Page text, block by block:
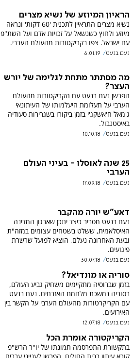
הראיון המיוזע של נשיא מצרים
נשיא מצרים התראיין לתכנית '60 דקות' ונראה
מיוזע ולחוץ כשנשאל על זכויות אדם ועל השת"פ
עם ישראל. צפו בקריקטורות מהעולם הערבי.
נעם בנעט 6.01.19
מה מסתתר מתחת לגלימה של יורש
העצר?
הפרשן נעם בנעט עם הקריקטורות מהעולם
הערבי על תעלומת היעלמותו של העיתונאי
ג'מאל ח'אשקג'י בזמן ביקורו בשגרירות סעודיה
באיסטנבול.
נעם בנעט 10.10.18
25 שנה לאוסלו - בעיני העולם
הערבי
נעם בנעט 17.09.18
דאע"ש יורה מהקבר
נעם בנעט מסביר כיצד יתכן שארגון המדינה
האיסלאמית, ששלט בשטחים עצומים במזה"ת
ובעת האחרונה נעלם, הוציא לפועל שרשרת
פיגועים.
נעם בנעט 30.07.18
סוריה או מונדיאל?
בזמן שברוסיה מתקיימים משחיק גביע העולם,
בסוריה נמשכת מלחמת האזרחים. נעם בנעט
עם הקריקרטורות מהעולם הערבי על הקשר בין
האירועים.
נעם בנעט 12.07.18
הקריקטורה אומרת הכל
בתקשורת התפרסמה תמונתו של יו"ר הרש"פ